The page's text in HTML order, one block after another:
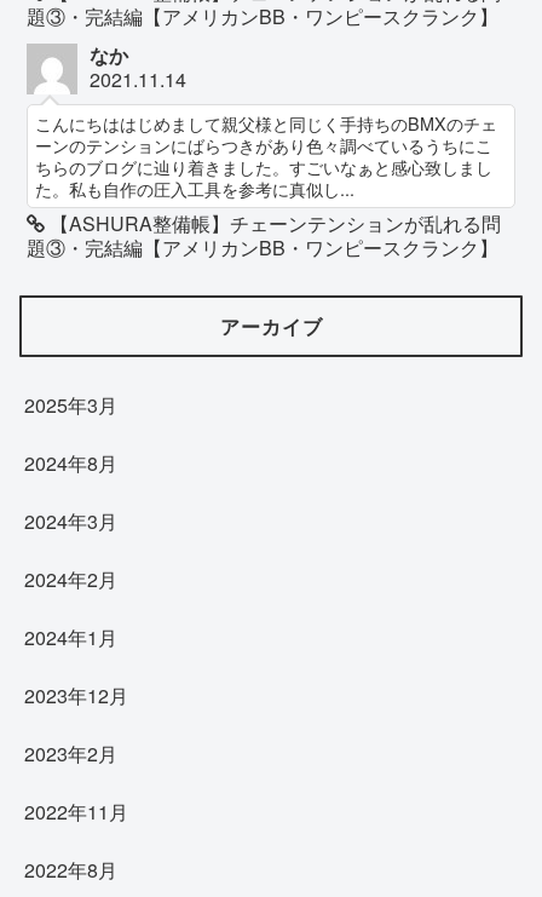
題③・完結編【アメリカンBB・ワンピースクランク】
なか
2021.11.14
こんにちははじめまして親父様と同じく手持ちのBMXのチェ
ーンのテンションにばらつきがあり色々調べているうちにこ
ちらのブログに辿り着きました。すごいなぁと感心致しまし
た。私も自作の圧入工具を参考に真似し...
【ASHURA整備帳】チェーンテンションが乱れる問
題③・完結編【アメリカンBB・ワンピースクランク】
アーカイブ
2025年3月
2024年8月
2024年3月
2024年2月
2024年1月
2023年12月
2023年2月
2022年11月
2022年8月